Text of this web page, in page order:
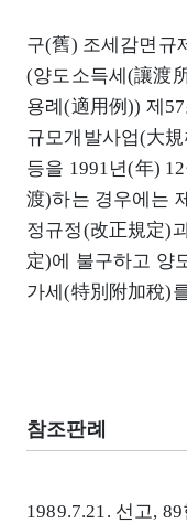
구(舊) 조세감면규
(양도소득세(讓渡
용례(適用例)) 제
규모개발사업(大
등을 1991년(年)
渡)하는 경우에는
정규정(改正規定)
定)에 불구하고 양
가세(特別附加稅)
참조판례
1989.7.21. 선고,